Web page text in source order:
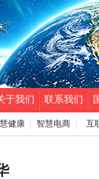
于我们 联系我们
健康 智慧电商 互